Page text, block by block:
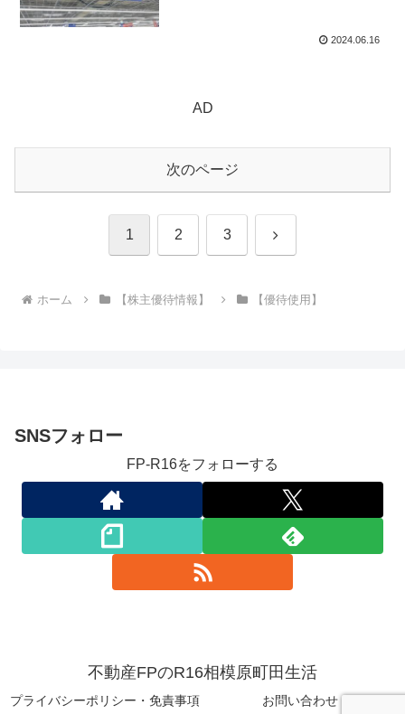
2024.06.16
AD
次のページ
1 2 3 次
ホーム 【株主優待情報】 【優待使用】
SNSフォロー
FP-R16をフォローする
不動産FPのR16相模原町田生活
プライバシーポリシー・免責事項 お問い合わせ